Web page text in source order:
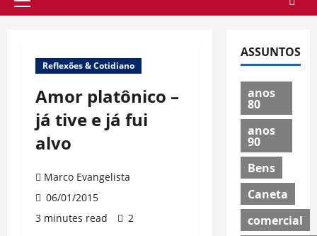
Primary
Reflexões & Cotidiano
Amor platônico –
já tive e já fui
alvo
Marco Evangelista
06/01/2015
3 minutes read
2
ASSUNTOS
anos
80
anos
90
Bens
Caneta
comercial